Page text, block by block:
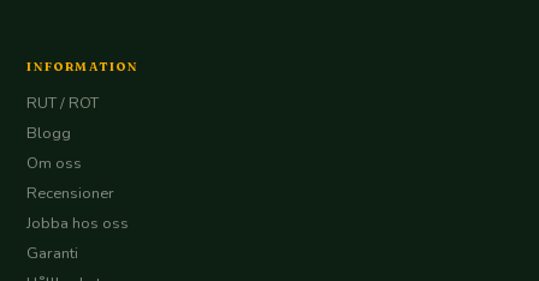
INFORMATION
RUT / ROT
Blogg
Om oss
Recensioner
Jobba hos oss
Garanti